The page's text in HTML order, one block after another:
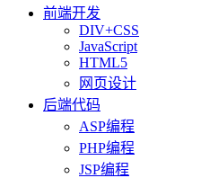
前端开发
DIV+CSS
JavaScript
HTML5
网页设计
后端代码
ASP编程
PHP编程
JSP编程